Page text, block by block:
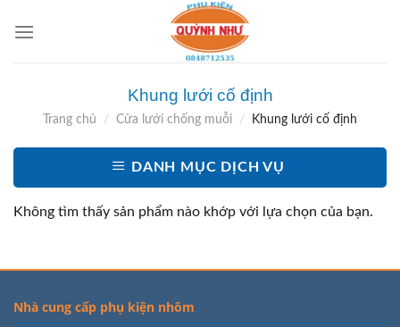
Khung lưới cố định
Trang chủ / Cửa lưới chống muỗi / Khung lưới cố định
DANH MỤC DỊCH VỤ
Không tìm thấy sản phẩm nào khớp với lựa chọn của bạn.
Nhà cung cấp phụ kiện nhôm